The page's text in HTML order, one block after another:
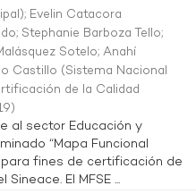
; Evelin Catacora
; Stephanie Barboza Tello;
Sotelo; Anahí
Castillo (Sistema Nacional
de la Calidad
)
al sector Educación y
“Mapa Funcional
para fines de certificación de
El MFSE ...